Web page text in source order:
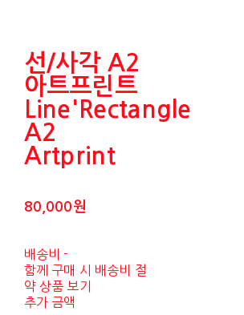
선/사각 A2
아트프린트
Line'Rectangle
A2
Artprint
80,000원
배송비-
함께 구매 시 배송비 절
약 상품 보기
추가 금액